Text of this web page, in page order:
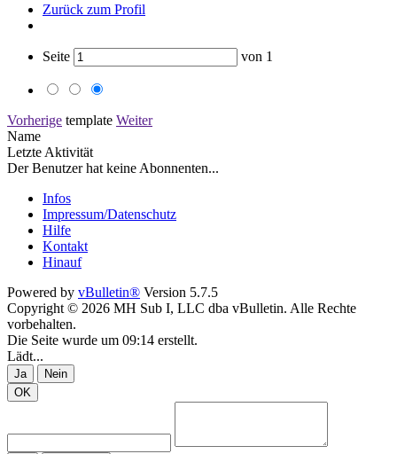
Zurück zum Profil
Seite von 1
Vorherige template Weiter
Name
Letzte Aktivität
Der Benutzer hat keine Abonnenten...
Infos
Impressum/Datenschutz
Hilfe
Kontakt
Hinauf
Powered by vBulletin® Version 5.7.5
Copyright © 2026 MH Sub I, LLC dba vBulletin. Alle Rechte
vorbehalten.
Die Seite wurde um 09:14 erstellt.
Lädt...
Ja
Nein
OK